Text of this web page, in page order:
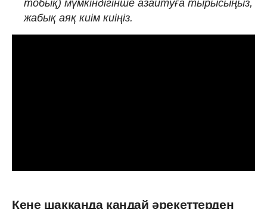
тобық) мүмкіндігінше азайтуға тырысыңыз,
жабық аяқ киім киіңіз.
Кене шаққанда қандай әрекеттерден